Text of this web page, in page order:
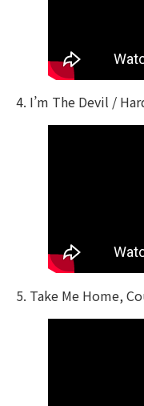
4. I’m The Devil /
5. Take Me Home,